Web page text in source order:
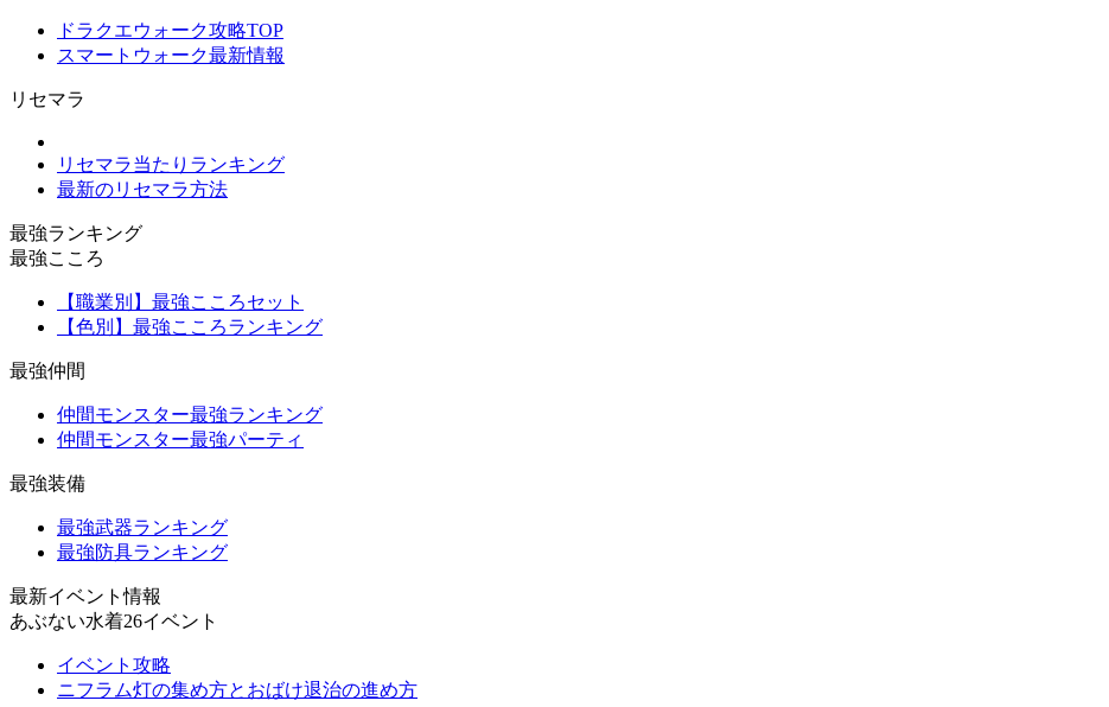
ドラクエウォーク攻略TOP
スマートウォーク最新情報
リセマラ
リセマラ当たりランキング
最新のリセマラ方法
最強ランキング
最強こころ
【職業別】最強こころセット
【色別】最強こころランキング
最強仲間
仲間モンスター最強ランキング
仲間モンスター最強パーティ
最強装備
最強武器ランキング
最強防具ランキング
最新イベント情報
あぶない水着26イベント
イベント攻略
ニフラム灯の集め方とおばけ退治の進め方